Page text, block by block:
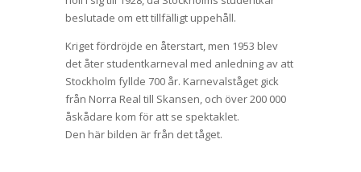
beslutade om ett tillfälligt uppehåll.
Kriget fördröjde en återstart, men 1953 blev
det åter studentkarneval med anledning av att
Stockholm fyllde 700 år. Karnevalståget gick
från Norra Real till Skansen, och över 200 000
åskådare kom för att se spektaklet.
Den här bilden är från det tåget.